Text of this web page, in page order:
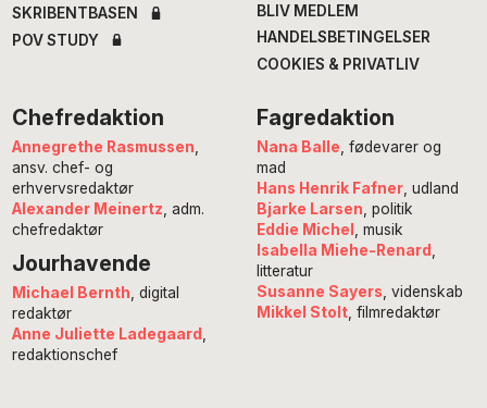
SKRIBENTBASEN
POV STUDY
BLIV MEDLEM
HANDELSBETINGELSER
COOKIES & PRIVATLIV
Chefredaktion
Annegrethe Rasmussen
ansv. chef- og
erhvervsredaktør
Alexander Meinertz , adm.
chefredaktør
Jourhavende
Michael Bernth , digital
redaktør
Anne Juliette Ladegaard
redaktionschef
Fagredaktion
Nana Balle , fødevarer og
mad
Hans Henrik Fafner, udland
Bjarke Larsen , politik
Eddie Michel
, musik
Isabella Miehe-Renard
litteratur
Susanne Sayers , videnskab
Mikkel Stolt, filmredaktør